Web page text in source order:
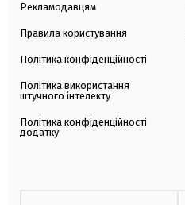
Рекламодавцям
Правила користування
Політика конфіденційності
Політика використання
штучного інтелекту
Політика конфіденційності
додатку